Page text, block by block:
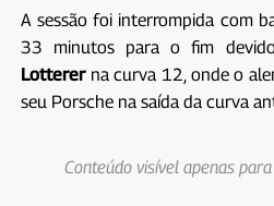
A sessão foi interrompida com
33 minutos para o fim
Lottererna curva 12, onde o
seu Porsche na saída da curva
Conteúdo visível apenas